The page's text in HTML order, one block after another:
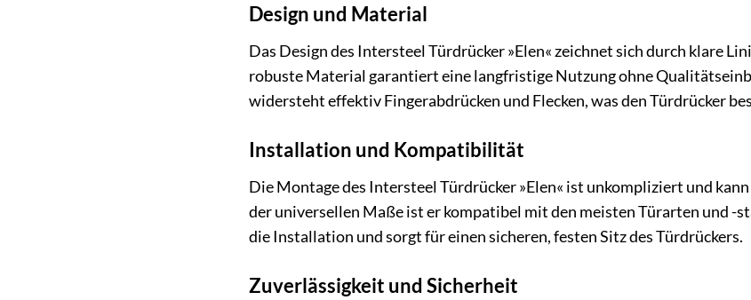
Design und Material
Das Design des Intersteel Türdrücker »Elen« zeichnet sich durch klare
robuste Material garantiert eine langfristige Nutzung ohne
widersteht effektiv Fingerabdrücken und Flecken, was den Türdrücker
Installation und Kompatibilität
Die Montage des Intersteel Türdrücker »Elen« ist unkompliziert und
der universellen Maße ist er kompatibel mit den meisten Türarten und
die Installation und sorgt für einen sicheren, festen Sitz des Türdrückers.
Zuverlässigkeit und Sicherheit